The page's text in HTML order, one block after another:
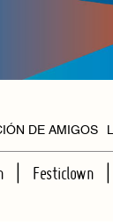
DE AMIGOS
Festiclown